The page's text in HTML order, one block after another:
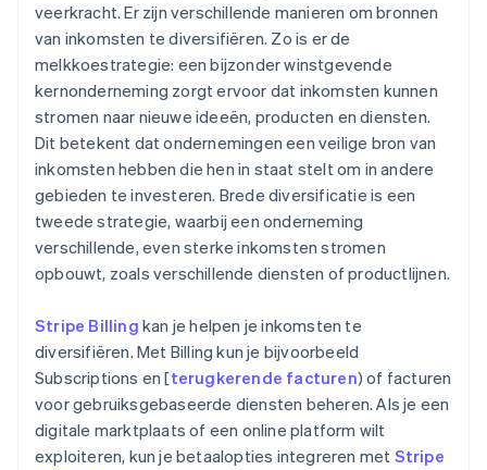
veerkracht. Er zijn verschillende manieren om bronnen
van inkomsten te diversifiëren. Zo is er de
melkkoestrategie: een bijzonder winstgevende
kernonderneming zorgt ervoor dat inkomsten kunnen
stromen naar nieuwe ideeën, producten en diensten.
Dit betekent dat ondernemingen een veilige bron van
inkomsten hebben die hen in staat stelt om in andere
gebieden te investeren. Brede diversificatie is een
tweede strategie, waarbij een onderneming
verschillende, even sterke inkomsten stromen
opbouwt, zoals verschillende diensten of productlijnen.
Stripe Billing kan je helpen je inkomsten te
diversifiëren. Met Billing kun je bijvoorbeeld
Subscriptions en [terugkerende facturen) of facturen
voor gebruiksgebaseerde diensten beheren. Als je een
digitale marktplaats of een online platform wilt
exploiteren, kun je betaalopties integreren met Stripe